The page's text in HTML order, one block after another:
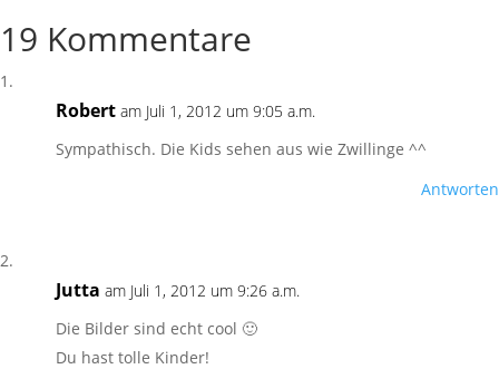
19 Kommentare
Robert am Juli 1, 2012 um 9:05 a.m.
Sympathisch. Die Kids sehen aus wie Zwillinge ^^
Antworten
Jutta am Juli 1, 2012 um 9:26 a.m.
Die Bilder sind echt cool 🙂
Du hast tolle Kinder!